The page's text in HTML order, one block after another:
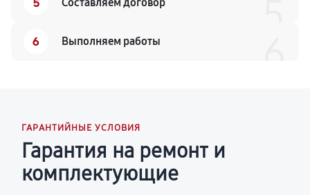
6 Выполняем работы
ГАРАНТИЙНЫЕ УСЛОВИЯ
Гарантия на ремонт и
комплектующие